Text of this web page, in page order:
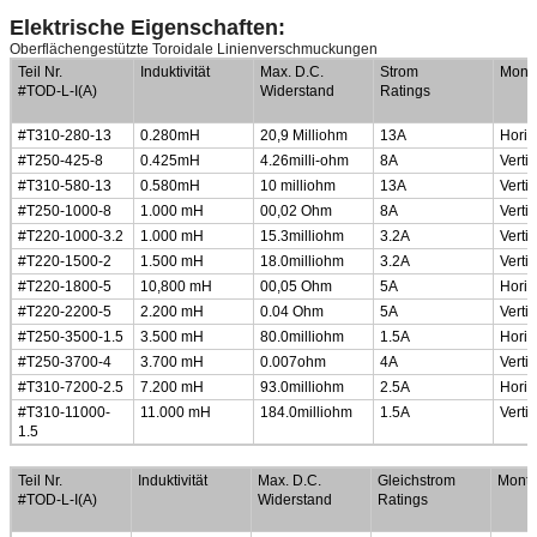
Elektrische Eigenschaften:
Oberflächengestützte Toroidale Linienverschmuckungen
Teil Nr.
#TOD-L-I(A)
Induktivität
Max. D.C.
Widerstand
Strom
Ratings
#T310-280-13 0.280mH 20,9 Milliohm 13A
#T250-425-8
0.425mH 4.26milli-ohm 8A
#T310-580-13
0.580mH 10 milliohm 13A
#T250-1000-8
1.000 mH 00,02 Ohm 8A
#T220-1000-3.2
1.000 mH 15.3milliohm 3.2A
#T220-1500-2
1.500 mH 18.0milliohm 3.2A
#T220-1800-5
10,800 mH 00,05 Ohm 5A
#T220-2200-5
2.200 mH 0.04 Ohm 5A
#T250-3500-1.5
3.500 mH 80.0milliohm 1.5A
#T250-3700-4
3.700 mH 0.007ohm 4A
#T310-7200-2.5
7.200 mH 93.0milliohm 2.5A
#T310-11000-
1.5
11.000 mH 184.0milliohm 1.5A
Teil Nr.
#TOD-L-I(A)
Induktivität
Max. D.C.
Widerstand
Gleichstrom
Ratings